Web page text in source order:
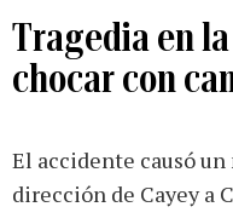
Tragedia en
chocar con
El accidente causó
dirección de Cayey a